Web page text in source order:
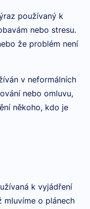
používaný k
nebo stresu.
že problém není
v neformálních
nebo omluvu,
někoho, kdo je
k vyjádření
mluvíme o plánech